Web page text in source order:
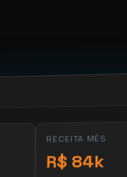
RECEITA MÊS
R$ 84k